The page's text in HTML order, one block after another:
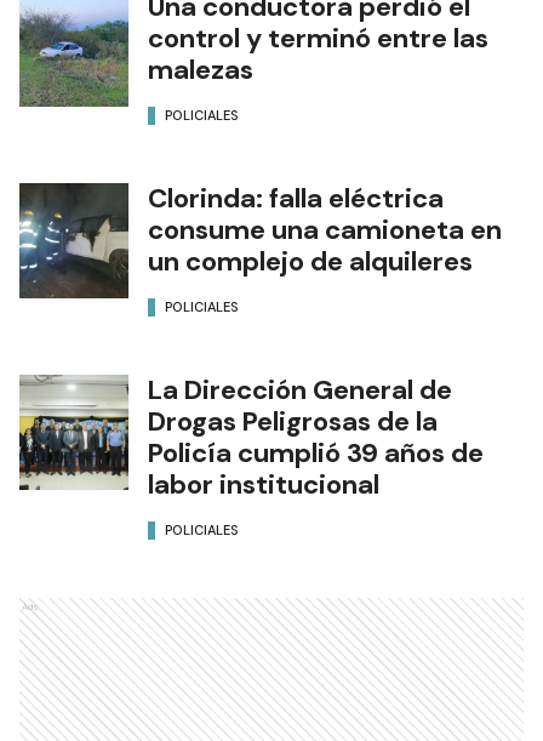
control y terminó entre las
malezas
POLICIALES
Clorinda: falla eléctrica
consume una camioneta en
un complejo de alquileres
POLICIALES
La Dirección General de
Drogas Peligrosas de la
Policía cumplió 39 años de
labor institucional
POLICIALES
Ads